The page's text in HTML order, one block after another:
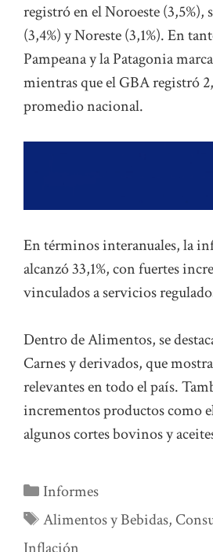
registró en el Noroeste (3,5%),
(3,4%) y Noreste (3,1%). En
Pampeana y la Patagonia
mientras que el GBA registró
promedio nacional.
En términos interanuales, la
alcanzó 33,1%, con fuertes
vinculados a servicios
Dentro de Alimentos, se
Carnes y derivados, que
relevantes en todo el país.
incrementos productos como
algunos cortes bovinos y
Categorías
Informes
Etiquetas
Alimentos y Bebidas,